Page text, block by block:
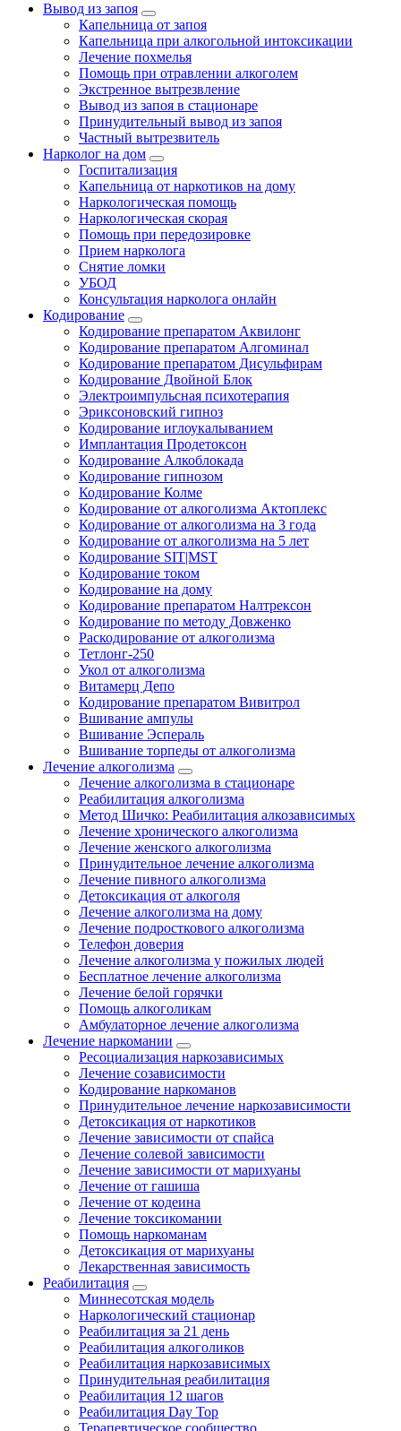
Вывод из запоя
Капельница от запоя
Капельница при алкогольной интоксикации
Лечение похмелья
Помощь при отравлении алкоголем
Экстренное вытрезвление
Вывод из запоя в стационаре
Принудительный вывод из запоя
Частный вытрезвитель
Нарколог на дом
Госпитализация
Капельница от наркотиков на дому
Наркологическая помощь
Наркологическая скорая
Помощь при передозировке
Прием нарколога
Снятие ломки
УБОД
Консультация нарколога онлайн
Кодирование
Кодирование препаратом Аквилонг
Кодирование препаратом Алгоминал
Кодирование препаратом Дисульфирам
Кодирование Двойной Блок
Электроимпульсная психотерапия
Эриксоновский гипноз
Кодирование иглоукалыванием
Имплантация Продетоксон
Кодирование Алкоблокада
Кодирование гипнозом
Кодирование Колме
Кодирование от алкоголизма Актоплекс
Кодирование от алкоголизма на 3 года
Кодирование от алкоголизма на 5 лет
Кодирование SIT|MST
Кодирование током
Кодирование на дому
Кодирование препаратом Налтрексон
Кодирование по методу Довженко
Раскодирование от алкоголизма
Тетлонг-250
Укол от алкоголизма
Витамерц Депо
Кодирование препаратом Вивитрол
Вшивание ампулы
Вшивание Эспераль
Вшивание торпеды от алкоголизма
Лечение алкоголизма
Лечение алкоголизма в стационаре
Реабилитация алкоголизма
Метод Шичко: Реабилитация алкозависимых
Лечение хронического алкоголизма
Лечение женского алкоголизма
Принудительное лечение алкоголизма
Лечение пивного алкоголизма
Детоксикация от алкоголя
Лечение алкоголизма на дому
Лечение подросткового алкоголизма
Телефон доверия
Лечение алкоголизма у пожилых людей
Бесплатное лечение алкоголизма
Лечение белой горячки
Помощь алкоголикам
Амбулаторное лечение алкоголизма
Лечение наркомании
Ресоциализация наркозависимых
Лечение созависимости
Кодирование наркоманов
Принудительное лечение наркозависимости
Детоксикация от наркотиков
Лечение зависимости от спайса
Лечение солевой зависимости
Лечение зависимости от марихуаны
Лечение от гашиша
Лечение от кодеина
Лечение токсикомании
Помощь наркоманам
Детоксикация от марихуаны
Лекарственная зависимость
Реабилитация
Миннесотская модель
Наркологический стационар
Реабилитация за 21 день
Реабилитация алкоголиков
Реабилитация наркозависимых
Принудительная реабилитация
Реабилитация 12 шагов
Реабилитация Day Top
Терапевтическое сообщество